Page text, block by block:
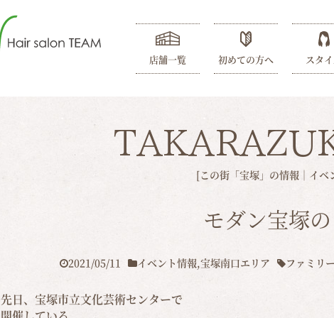
店舗一覧 初めての方へ スタ
[この街「宝塚」の情報｜ イベ
モダン宝塚
2021/05/11 イベント情報,宝塚南口エリア ファミリ
先日、宝塚市立文化芸術センターで